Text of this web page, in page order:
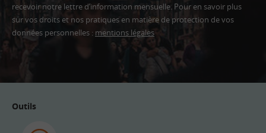
recevoir notre lettre d’information mensuelle. Pour en savoir plus
sur vos droits et nos pratiques en matière de protection de vos
données personnelles : mentions légales
Outils